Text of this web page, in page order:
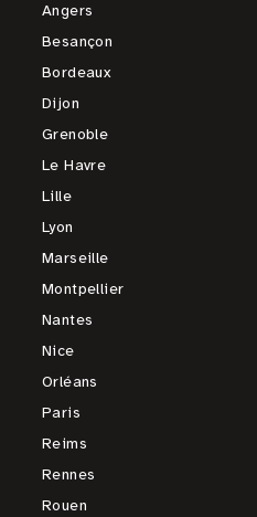
Angers
Besançon
Bordeaux
Dijon
Grenoble
Le Havre
Lille
Lyon
Marseille
Montpellier
Nantes
Nice
Orléans
Paris
Reims
Rennes
Rouen